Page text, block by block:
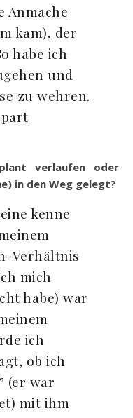
Anmache
kam), der
habe ich
und
zu wehren.
verlaufen oder
in den Weg gelegt?
kenne
Verhältnis
mich
habe) war
ich
ob ich
(er war
mit ihm